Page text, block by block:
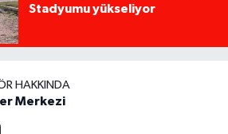
Stadyumu yükseliyor
HAKKINDA
Merkezi